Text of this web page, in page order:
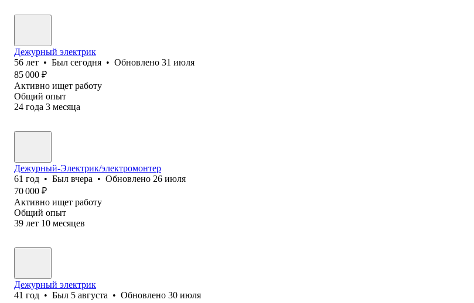
Дежурный электрик
56 лет • Был сегодня • Обновлено 31 июля
85 000 ₽
Активно ищет работу
Общий опыт
24 года 3 месяца
Дежурный-Электрик/электромонтер
61 год • Был вчера • Обновлено 26 июля
70 000 ₽
Активно ищет работу
Общий опыт
39 лет 10 месяцев
Дежурный электрик
41 год • Был 5 августа • Обновлено 30 июля